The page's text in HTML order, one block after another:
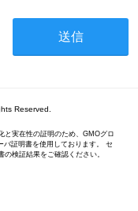
Reserved.
と実在性の証明のため、GMOグロ
バ証明書を使用しております。 セ
検証結果をご確認ください。